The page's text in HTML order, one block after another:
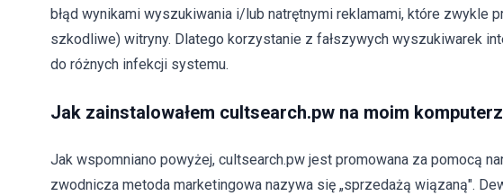
błąd wynikami wyszukiwania i/lub natrętnymi reklamami, które zwykle
szkodliwe) witryny. Dlatego korzystanie z fałszywych wyszukiwarek
do różnych infekcji systemu.
Jak zainstalowałem cultsearch.pw na moim
Jak wspomniano powyżej, cultsearch.pw jest promowana za pomocą
zwodnicza metoda marketingowa nazywa się „sprzedażą wiązaną".